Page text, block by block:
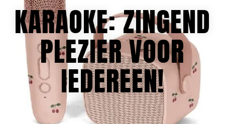
KARAOKE: ZINGEND
PLEZIER VOOR
IEDEREEN!